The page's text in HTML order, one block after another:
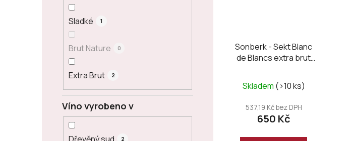
Sladké 1
Brut Nature 0
Extra Brut 2
Víno vyrobeno v
Dřevěný sud 2
Sonberk - Sekt Blanc
de Blancs extra brut
Skladem (>10 ks)
537,19 Kč bez DPH
650 Kč